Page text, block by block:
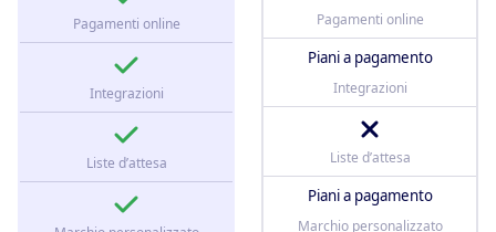
Pagamenti online
Integrazioni
Liste d’attesa
Pagamenti online
Piani a pagamento
Integrazioni
Liste d’attesa
Piani a pagamento
Marchio personalizzato